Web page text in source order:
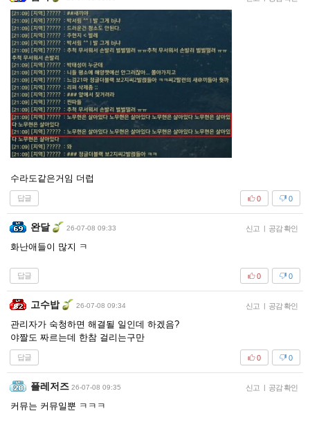
수라도같은거임 더럽
답글 0
0
완달 26-07-08 09:33 신고 | 공감 확인
화난애들이 많지 ㅋ
답글 0
0
고수밥 26-07-08 09:34 신고 | 공감 확인
관리자가 숙청하면 해결될 일인데 하겠음?
야짤도 짜르는데 한참 걸리는구만
답글 0
0
플레저즈 26-07-08 09:35 신고 | 공감 확인
커뮤는 커뮤일뿐 ㅋㅋㅋ